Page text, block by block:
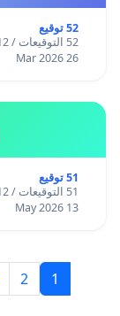
52 توقيع
52 التوقيعات / 12 أشهر
26 Mar 2026
51 توقيع
51 التوقيعات / 12 أشهر
13 May 2026
1
2